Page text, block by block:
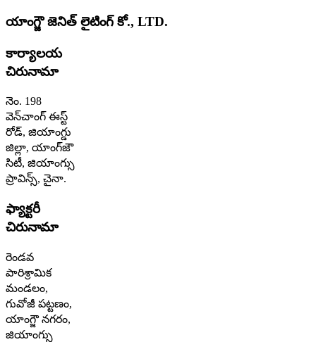
యాంగ్జౌ జెనిత్ లైటింగ్ కో., LTD.
కార్యాలయ
చిరునామా
నెం. 198
వెన్‌చాంగ్ ఈస్ట్
రోడ్, జియాంగ్డు
జిల్లా, యాంగ్‌జౌ
సిటీ, జియాంగ్సు
ప్రావిన్స్, చైనా.
ఫ్యాక్టరీ
చిరునామా
రెండవ
పారిశ్రామిక
మండలం,
గువోజీ పట్టణం,
యాంగ్జౌ నగరం,
జియాంగ్సు